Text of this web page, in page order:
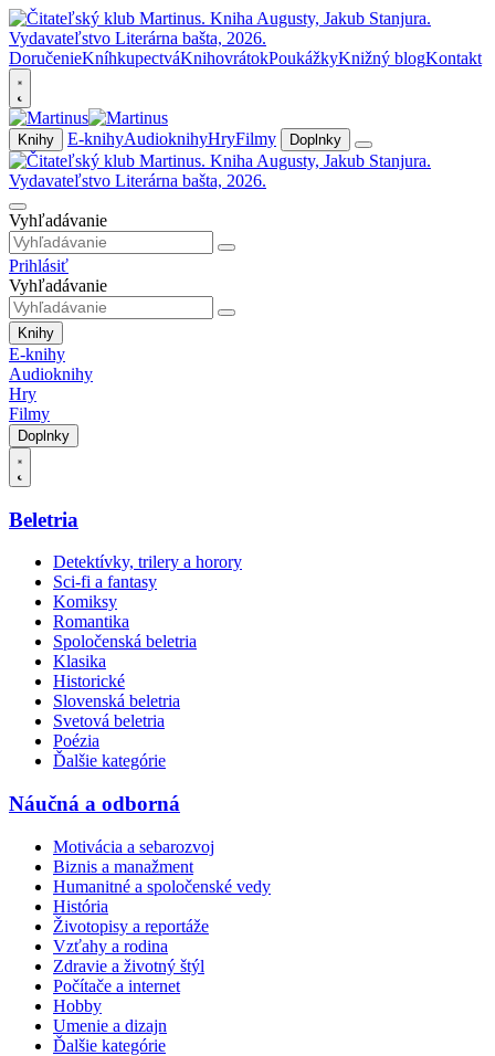
DoručenieKníhkupectváKnihovrátokPoukážkyKnižný blogKontakt
Knihy E-knihyAudioknihyHryFilmy Doplnky
Vyhľadávanie
Prihlásiť
Vyhľadávanie
Knihy
E-knihy
Audioknihy
Hry
Filmy
Doplnky
Beletria
Detektívky, trilery a horory
Sci-fi a fantasy
Komiksy
Romantika
Spoločenská beletria
Klasika
Historické
Slovenská beletria
Svetová beletria
Poézia
Ďalšie kategórie
Náučná a odborná
Motivácia a sebarozvoj
Biznis a manažment
Humanitné a spoločenské vedy
História
Životopisy a reportáže
Vzťahy a rodina
Zdravie a životný štýl
Počítače a internet
Hobby
Umenie a dizajn
Ďalšie kategórie